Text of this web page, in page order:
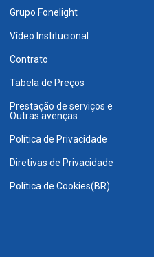
Grupo Fonelight
Vídeo Institucional
Contrato
Tabela de Preços
Prestação de serviços e
Outras avenças
Política de Privacidade
Diretivas de Privacidade
Política de Cookies(BR)